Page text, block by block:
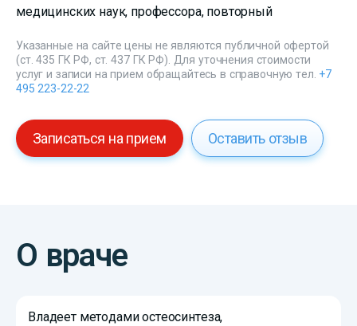
медицинских наук, профессора, повторный
Указанные на сайте цены не являются публичной офертой
(ст. 435 ГК РФ, ст. 437 ГК РФ). Для уточнения стоимости
услуг и записи на прием обращайтесь в справочную тел. +7
495 223-22-22
Записаться на прием Оставить отзыв
О враче
Владеет методами остеосинтеза,